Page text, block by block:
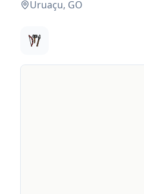
Uruaçu, GO